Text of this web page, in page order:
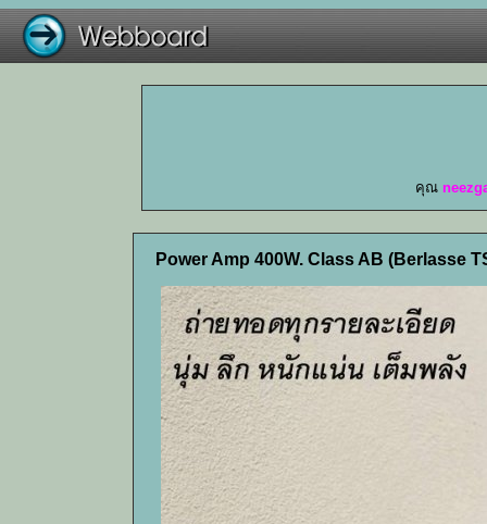
คุณ
Power Amp 400W. Class AB (Berlasse